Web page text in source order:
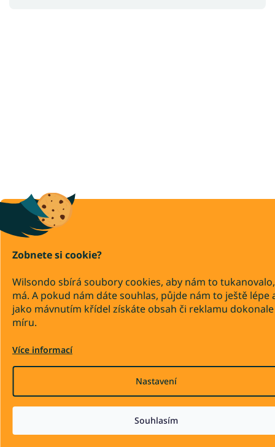
Zobnete si cookie?
Wilsondo sbírá soubory cookies, aby nám to
má. A pokud nám dáte souhlas, půjde nám to ještě lépe
jako mávnutím křídel získáte obsah či reklamu
míru.
Více informací
Nastavení
Souhlasím